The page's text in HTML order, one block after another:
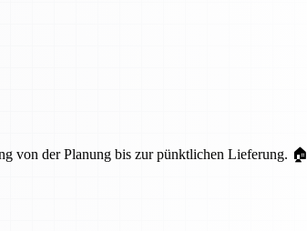
von der Planung bis zur pünktlichen Lieferung. 🏠